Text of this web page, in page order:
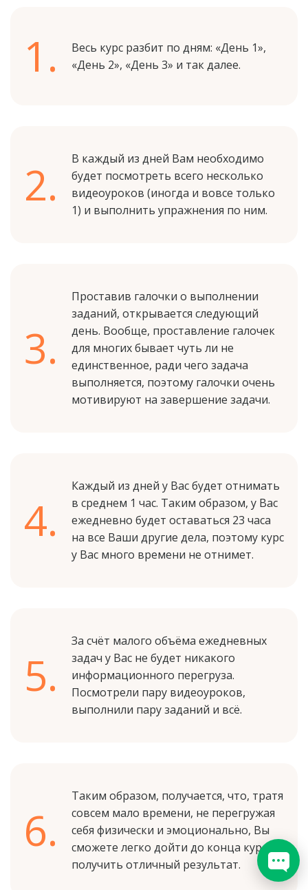
1.
Весь курс разбит по дням: «День 1»,
«День 2», «День 3» и так далее.
4.
Каждый из дней у Вас будет отнимать
в среднем 1 час. Таким образом, у Вас
ежедневно будет оставаться 23 часа
на все Ваши другие дела, поэтому курс
у Вас много времени не отнимет.
2.
В каждый из дней Вам необходимо
будет посмотреть всего несколько
видеоуроков (иногда и вовсе только
1) и выполнить упражнения по ним.
5.
За счёт малого объёма ежедневных
задач у Вас не будет никакого
информационного перегруза.
Посмотрели пару видеоуроков,
выполнили пару заданий и всё.
3.
Проставив галочки о выполнении
заданий, открывается следующий
день. Вообще, проставление галочек
для многих бывает чуть ли не
единственное, ради чего задача
выполняется, поэтому галочки очень
мотивируют на завершение задачи.
6.
Таким образом, получается, что, тратя
совсем мало времени, не перегружая
себя физически и эмоционально, Вы
сможете легко дойти до конца курса и
получить отличный результат.